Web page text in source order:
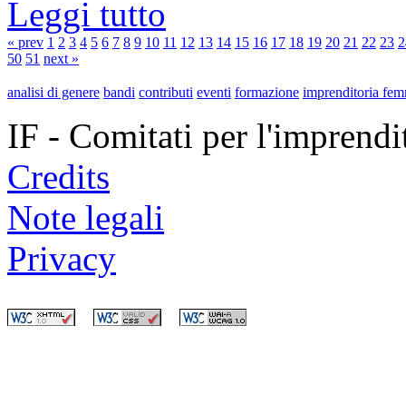
Leggi tutto
« prev 1 2 3 4 5 6 7 8 9 10 11 12 13 14 15 16 17 18 19 20 21 22 23
50 51 next »
analisi di genere bandi contributi eventi formazione imprenditoria
IF - Comitati per
Credits
Note legali
Privacy